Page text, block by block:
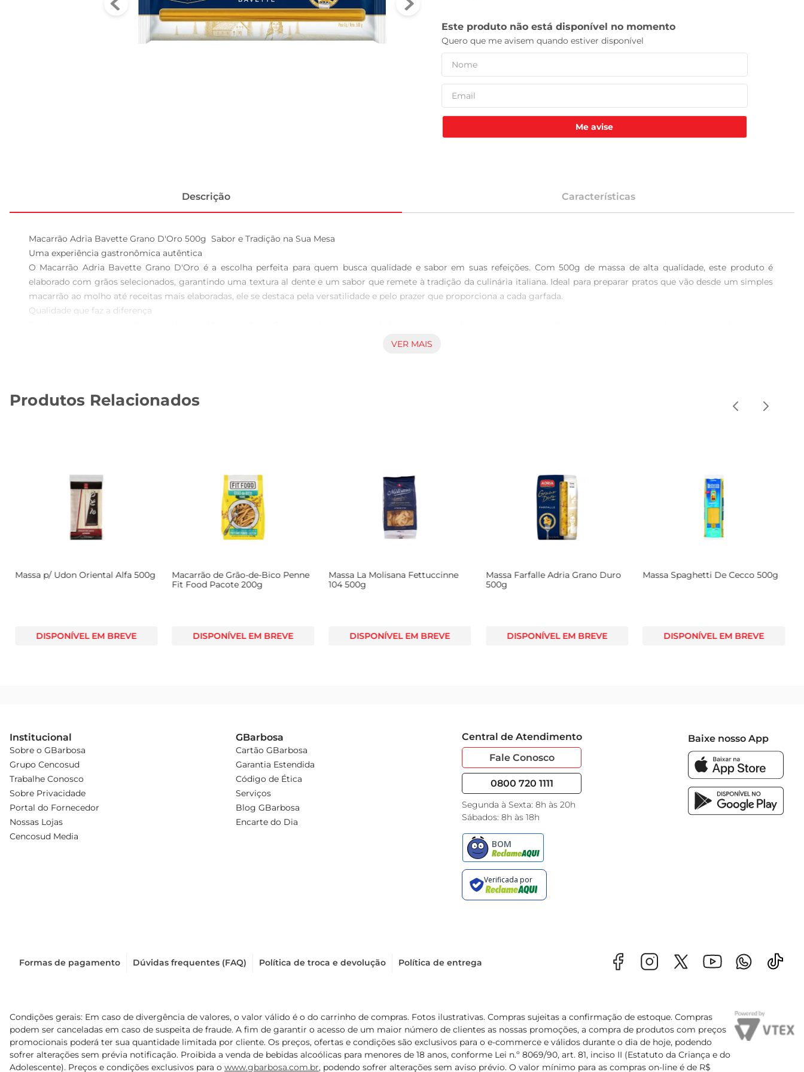
Me avise
Descrição Características
Macarrão Adria Bavette Grano D'Oro 500g  Sabor e Tradição na Sua Mesa
Uma experiência gastronômica autêntica
O Macarrão Adria Bavette Grano D'Oro é a escolha perfeita para quem busca qualidade e sabor em suas refeições. Com 500g de massa de alta qualidade, este produto é
elaborado com grãos selecionados, garantindo uma textura al dente e um sabor que remete à tradição da culinária italiana. Ideal para preparar pratos que vão desde um simples
macarrão ao molho até receitas mais elaboradas, ele se destaca pela versatilidade e pelo prazer que proporciona a cada garfada.
Qualidade que faz a diferença
uniforme, mas também absorve os sabores dos molhos de forma excepcional. Sua espessura e formato são perfeitos para acompanhar uma variedade de ingredientes, desde
desejado. Experimente combinálo com um molho de tomate caseiro, ervas frescas e um toque de queijo parmesão ralado para uma refeição que encanta a todos. Além disso, ele
VER MAIS
Produtos Relacionados
Macarrão de Grão-de-Bico Penne
DISPONÍVEL EM BREVE
Massa La Molisana Fettuccinne
104 500g
DISPONÍVEL EM BREVE
Massa Farfalle Adria Grano Duro
500g
DISPONÍVEL EM BREVE
Massa Spaghetti De Cecco 500g
DISPONÍVEL EM BREVE
Macarrão Rustichella Tornarelli Al
DISPONÍVEL EM BREVE
Institucional
Sobre o GBarbosa
Grupo Cencosud
Trabalhe Conosco
Sobre Privacidade
Portal do Fornecedor
Nossas Lojas
Cencosud Media
GBarbosa
Cartão GBarbosa
Garantia Estendida
Código de Ética
Serviços
Blog GBarbosa
Encarte do Dia
Central de Atendimento
Fale Conosco
0800 720 1111
Segunda à Sexta: 8h às 20h
Sábados: 8h às 18h
Baixe nosso App
Formas de pagamento Dúvidas frequentes (FAQ) Política de troca e devolução Política de entrega
Condições gerais: Em caso de divergência de valores, o valor válido é o do carrinho de compras. Fotos ilustrativas. Compras sujeitas a confirmação de estoque. Compras
podem ser canceladas em caso de suspeita de fraude. A fim de garantir o acesso de um maior número de clientes as nossas promoções, a compra de produtos com preços
promocionais poderá ter sua quantidade limitada por cliente. Os preços, ofertas e condições são exclusivos para o e-commerce e válidos durante o dia de hoje, podendo
sofrer alterações sem prévia notificação. Proibida a venda de bebidas alcoólicas para menores de 18 anos, conforme Lei n.º 8069/90, art. 81, inciso II (Estatuto da Criança e do
Adolescente). Preços e condições exclusivos para o www.gbarbosa.com.br, podendo sofrer alterações sem aviso prévio. O valor mínimo para as compras on-line é de R$
celular